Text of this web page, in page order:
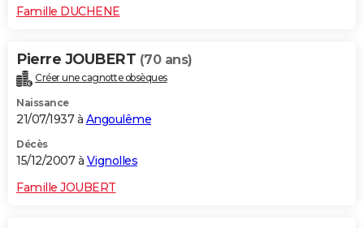
Famille DUCHENE
Pierre JOUBERT (70 ans)
Créer une cagnotte obsèques
Naissance
21/07/1937 à Angoulême
Décès
15/12/2007 à Vignolles
Famille JOUBERT